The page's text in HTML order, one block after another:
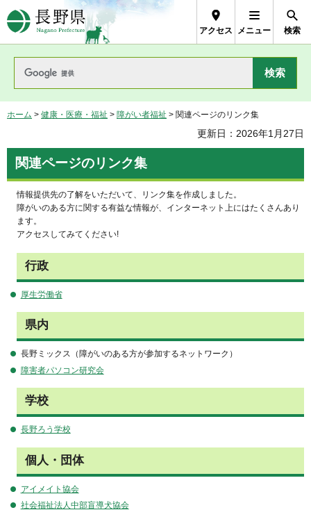
長野県Nagano Prefecture
アクセス メニュー 検索
ホーム > 健康・医療・福祉 > 障がい者福祉 > 関連ページのリンク集
更新日：2026年1月27日
関連ページのリンク集
情報提供先の了解をいただいて、リンク集を作成しました。
障がいのある方に関する有益な情報が、インターネット上にはたくさんあり
ます。
アクセスしてみてください!
行政
厚生労働省
県内
長野ミックス（障がいのある方が参加するネットワーク）
障害者パソコン研究会
学校
長野ろう学校
個人・団体
アイメイト協会
社会福祉法人中部盲導犬協会